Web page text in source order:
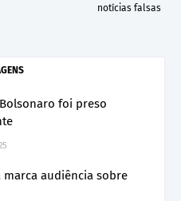
notícias falsas
foi preso
marca audiência sobre